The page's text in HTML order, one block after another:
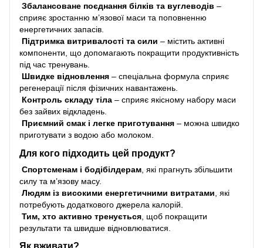
Збалансоване поєднання білків та вуглеводів –
сприяє зростанню м’язової маси та поповненню
енергетичних запасів.
Підтримка витривалості та сили – містить активні
компоненти, що допомагають покращити продуктивність
під час тренувань.
Швидке відновлення – спеціальна формула сприяє
регенерації після фізичних навантажень.
Контроль складу тіла – сприяє якісному набору маси
без зайвих відкладень.
Приємний смак і легке приготування – можна швидко
приготувати з водою або молоком.
Для кого підходить цей продукт?
Спортсменам і бодібілдерам , які прагнуть збільшити
силу та м’язову масу.
Людям із високими енергетичними витратами , які
потребують додаткового джерела калорій.
Тим, хто активно тренується , щоб покращити
результати та швидше відновлюватися.